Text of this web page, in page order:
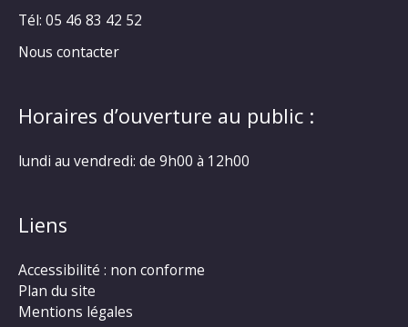
Tél: 05 46 83 42 52
Nous contacter
Horaires d’ouverture au public :
lundi au vendredi: de 9h00 à 12h00
Liens
Accessibilité : non conforme
Plan du site
Mentions légales